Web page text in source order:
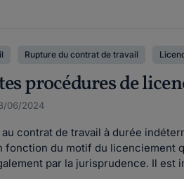
Rupture du contrat de travail
procédures de
06/2024
contrat de travail à durée
fonction du motif du
par la jurisprudence. Il est